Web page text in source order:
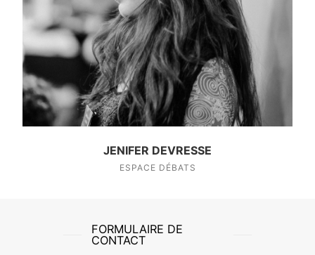
JENIFER DEVRESSE
ESPACE DÉBATS
FORMULAIRE DE
CONTACT